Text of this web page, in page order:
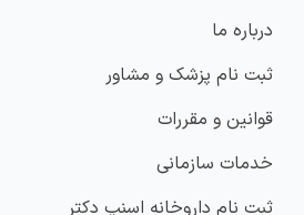
درباره ما
ثبت نام پزشک و مشاور
قوانین و مقررات
خدمات سازمانی
ثبت نام داروخانه اسنپ دکتر